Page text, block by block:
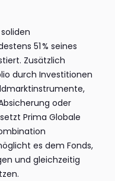
51 % seines
Zusätzlich
durch Investitionen
oder
Prima Globale
es dem Fonds,
und gleichzeitig